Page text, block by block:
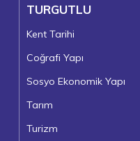
TURGUTLU
Kent Tarihi
Coğrafi Yapı
Sosyo Ekonomik Yapı
Tarım
Turizm